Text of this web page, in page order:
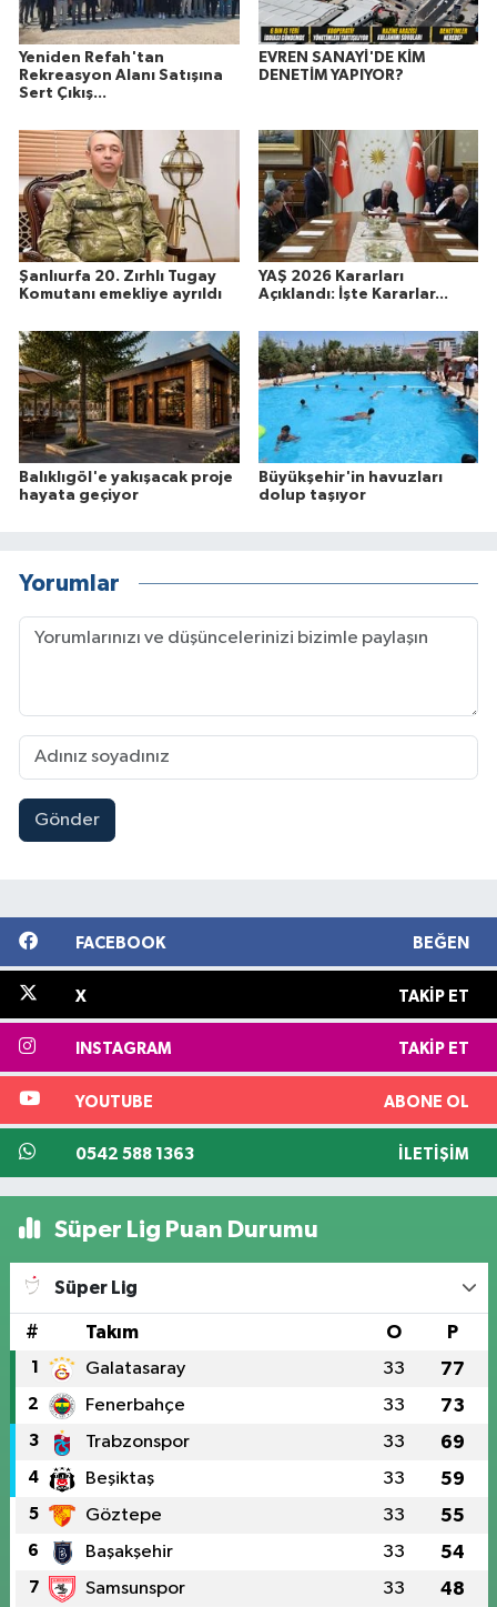
Yeniden Refah'tan
Rekreasyon Alanı Satışına
Sert Çıkış...
EVREN SANAYİ'DE KİM
DENETİM YAPIYOR?
Şanlıurfa 20. Zırhlı Tugay
Komutanı emekliye ayrıldı
YAŞ 2026 Kararları
Açıklandı: İşte Kararlar...
Balıklıgöl'e yakışacak proje
hayata geçiyor
Büyükşehir'in havuzları
dolup taşıyor
Yorumlar
Gönder
FACEBOOK BEĞEN
X TAKIP ET
INSTAGRAM TAKIP ET
YOUTUBE ABONE OL
0542 588 1363 İLETIŞIM
Süper Lig Puan Durumu
Süper Lig
# Takım O P
1 Galatasaray 33 77
2 Fenerbahçe 33 73
3 Trabzonspor 33 69
4 Beşiktaş 33 59
5 Göztepe 33 55
6 Başakşehir 33 54
7 Samsunspor 33 48